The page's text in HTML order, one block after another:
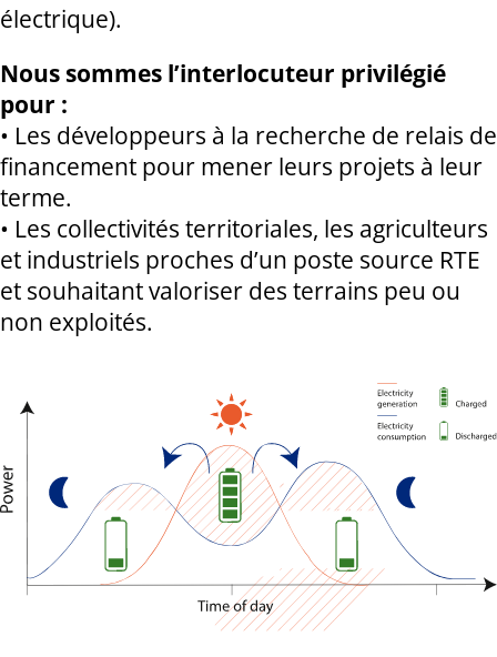
électrique).
Nous sommes l’interlocuteur privilégié
pour :
• Les développeurs à la recherche de relais de
financement pour mener leurs projets à leur
terme.
• Les collectivités territoriales, les agriculteurs
et industriels proches d’un poste source RTE
et souhaitant valoriser des terrains peu ou
non exploités.